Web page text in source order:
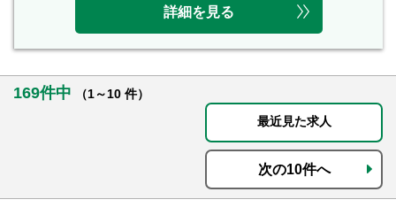
詳細を見る
169件中
（1～10 件）
最近見た求人
次の10件へ